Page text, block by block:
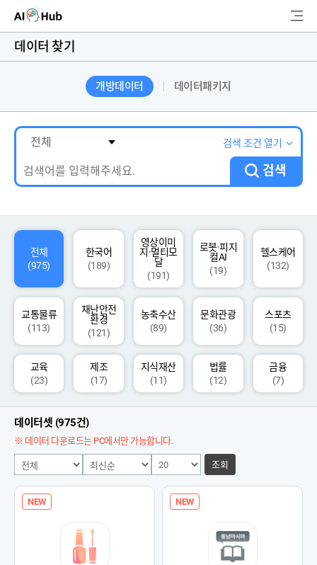
AI-Hub
AI 데이터찾기
AI 허브소개
AI 개발지원
고객지원
색
데이터 찾기
개방데이터 데이터패키지
검색 조건 열기
검색
전체
(975)
한국어
(189)
영상이미
지·멀티모
달
(191)
로봇·피지
컬AI
(19)
헬스케어
(132)
교통물류
(113)
재난안전
환경
(121)
농축수산
(89)
문화관광
(36)
스포츠
(15)
교육
(23)
제조
(17)
지식재산
(11)
법률
(12)
금융
(7)
데이터셋 (975건)
※ 데이터 다운로드는 PC에서만 가능합니다.
조회
NEW NEW